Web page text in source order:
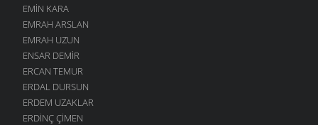
EMIN KARA
EMRAH ARSLAN
EMRAH UZUN
ENSAR DEMIR
ERCAN TEMUR
ERDAL DURSUN
ERDEM UZAKLAR
ERDINÇ ÇIMEN